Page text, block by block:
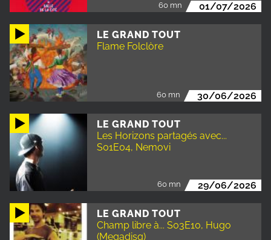
60 mn 01/07/2026
LE GRAND TOUT
Flame Folclòre
60 mn 30/06/2026
LE GRAND TOUT
Les Horizons partagés avec...
S01E04, Nemovi
60 mn 29/06/2026
LE GRAND TOUT
Champ libre à... S03E10, Hugo
(Megadisq)